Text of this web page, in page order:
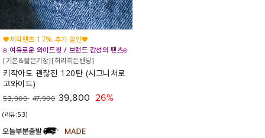
♥제작팬츠 17% 추가 할인♥
◎ 여유로운 와이드핏 / 브랜드 감성의 팬츠◎
[기본&짧은기장][허리히든밴딩]
키작아도 괜찮진 120탄 (시그니처로
고와이드)
53,900 47,900 39,800 26%
(리뷰:53)